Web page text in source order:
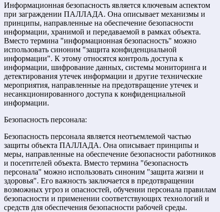
Информационная безопасность является ключевым аспектом
при заграждении ПАЛЛАДА. Она описывает механизмы и
принципы, направленные на обеспечение безопасности
информации, хранимой и передаваемой в рамках объекта.
Вместо термина "информационная безопасность" можно
использовать синоним "защита конфиденциальной
информации". К этому относятся контроль доступа к
информации, шифрование данных, системы мониторинга и
детектирования утечек информации и другие технические
мероприятия, направленные на предотвращение утечек и
несанкционированного доступа к конфиденциальной
информации.
Безопасность персонала:
Безопасность персонала является неотъемлемой частью
защиты объекта ПАЛЛАДА. Она описывает принципы и
меры, направленные на обеспечение безопасности работников
и посетителей объекта. Вместо термина "безопасность
персонала" можно использовать синоним "защита жизни и
здоровья". Его важность заключается в предотвращении
возможных угроз и опасностей, обучении персонала правилам
безопасности и применении соответствующих технологий и
средств для обеспечения безопасности рабочей среды.